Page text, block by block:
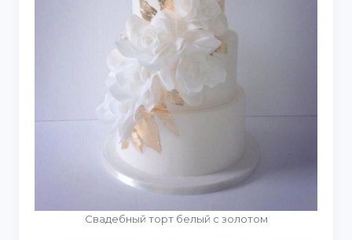
Свадебный торт белый с золотом